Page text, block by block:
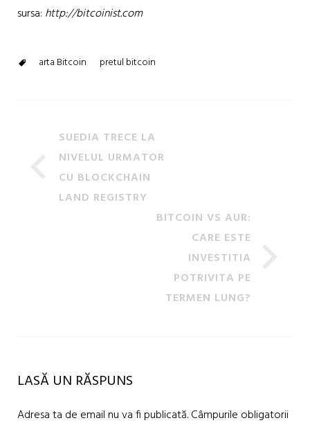
sursa: http://bitcoinist.com
arta Bitcoin pretul bitcoin
SUEDIA TRECE LA
NIVELUL URMATOR
CU BLOCKCHAIN
LAND REGISTRY
BITCOIN VS AUR:
CARE ESTE
INVESTITIA
POTRIVITA PE
TERMEN LUNG?
LASĂ UN RĂSPUNS
Adresa ta de email nu va fi publicată.Câmpurile obligatorii